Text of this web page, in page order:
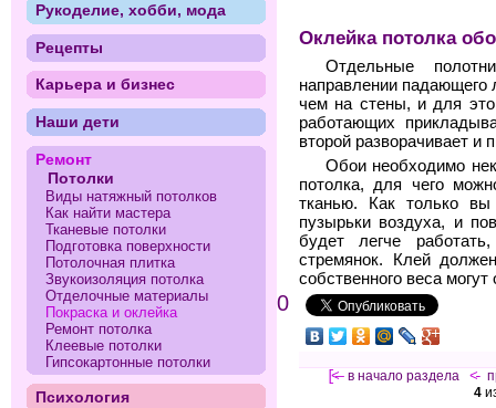
Оклейка потолка
Отдельные
направлении падающего
чем на стены, и для
работающих
второй разворачивает и
Обои необходимо
потолка, для чего
тканью. Как только
пузырьки воздуха, и
будет легче
стремянок. Клей
собственного веса могут
0
[<— в начало раздела <-
4
Рукоделие, хобби, мода
Рецепты
Карьера и бизнес
Наши дети
Ремонт
Потолки
Виды натяжный потолков
Как найти мастера
Тканевые потолки
Подготовка поверхности
Потолочная плитка
Звукоизоляция потолка
Отделочные материалы
Покраска и оклейка
Ремонт потолка
Клеевые потолки
Гипсокартонные потолки
Психология